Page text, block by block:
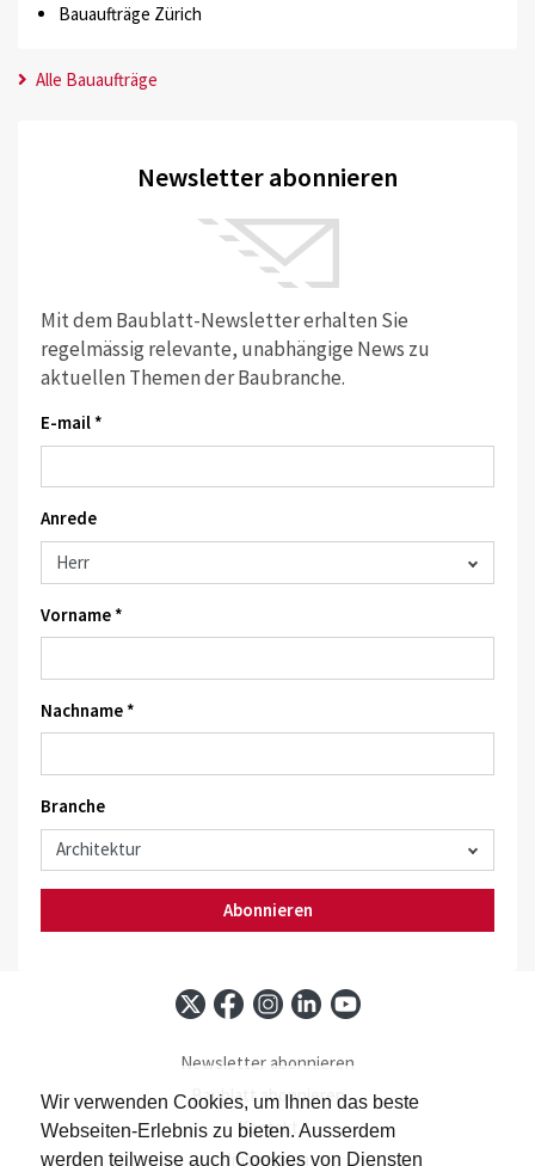
Wir verwenden Cookies, um Ihnen das beste
Webseiten-Erlebnis zu bieten. Ausserdem
werden teilweise auch Cookies von Diensten
Bauaufträge Zürich
Alle Bauaufträge
Newsletter abonnieren
Mit dem Baublatt-Newsletter erhalten Sie
regelmässig relevante, unabhängige News zu
aktuellen Themen der Baubranche.
E-mail *
Anrede
Vorname *
Nachname *
Branche
Abonnieren
Newsletter abonnieren
Baublatt abonnieren
Kontakt
Impressum